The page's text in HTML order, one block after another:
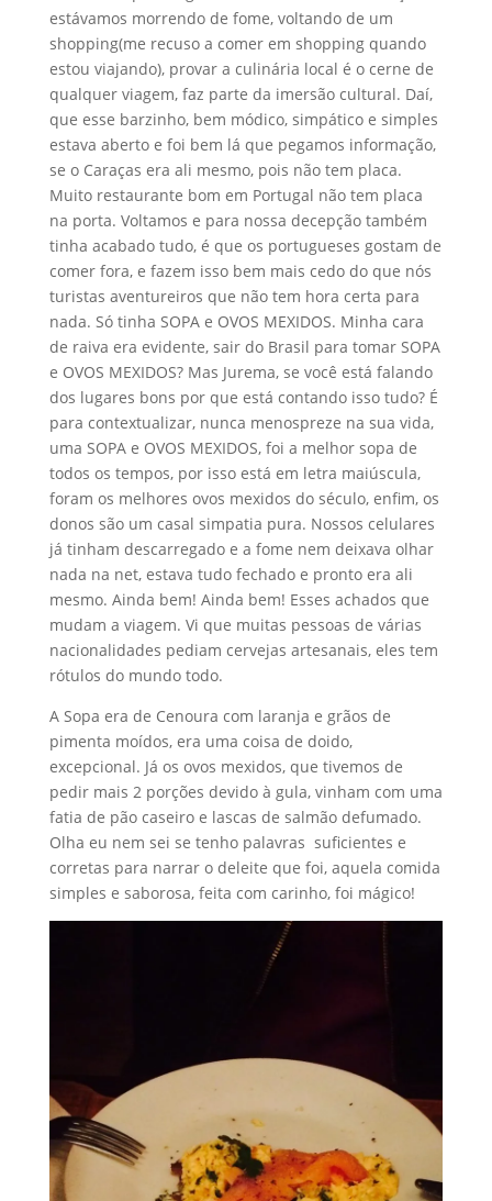
estávamos morrendo de fome, voltando de um
shopping(me recuso a comer em shopping quando
estou viajando), provar a culinária local é o cerne de
qualquer viagem, faz parte da imersão cultural. Daí,
que esse barzinho, bem módico, simpático e simples
estava aberto e foi bem lá que pegamos informação,
se o Caraças era ali mesmo, pois não tem placa.
Muito restaurante bom em Portugal não tem placa
na porta. Voltamos e para nossa decepção também
tinha acabado tudo, é que os portugueses gostam de
comer fora, e fazem isso bem mais cedo do que nós
turistas aventureiros que não tem hora certa para
nada. Só tinha SOPA e OVOS MEXIDOS. Minha cara
de raiva era evidente, sair do Brasil para tomar SOPA
e OVOS MEXIDOS? Mas Jurema, se você está falando
dos lugares bons por que está contando isso tudo? É
para contextualizar, nunca menospreze na sua vida,
uma SOPA e OVOS MEXIDOS, foi a melhor sopa de
todos os tempos, por isso está em letra maiúscula,
foram os melhores ovos mexidos do século, enfim, os
donos são um casal simpatia pura. Nossos celulares
já tinham descarregado e a fome nem deixava olhar
nada na net, estava tudo fechado e pronto era ali
mesmo. Ainda bem! Ainda bem! Esses achados que
mudam a viagem. Vi que muitas pessoas de várias
nacionalidades pediam cervejas artesanais, eles tem
rótulos do mundo todo.
A Sopa era de Cenoura com laranja e grãos de
pimenta moídos, era uma coisa de doido,
excepcional. Já os ovos mexidos, que tivemos de
pedir mais 2 porções devido à gula, vinham com uma
fatia de pão caseiro e lascas de salmão defumado.
Olha eu nem sei se tenho palavras suficientes e
corretas para narrar o deleite que foi, aquela comida
simples e saborosa, feita com carinho, foi mágico!